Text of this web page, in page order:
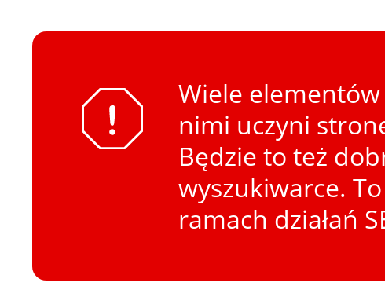
Wiele
nimi uczyni
Będzie to też
wyszukiwarce.
ramach działań